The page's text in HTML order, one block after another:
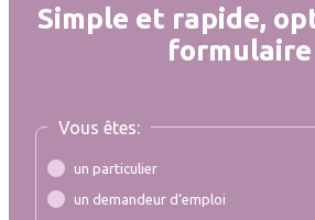
Simple et rapide,
formulaire
Vous êtes:
un particulier
un demandeur d’emploi